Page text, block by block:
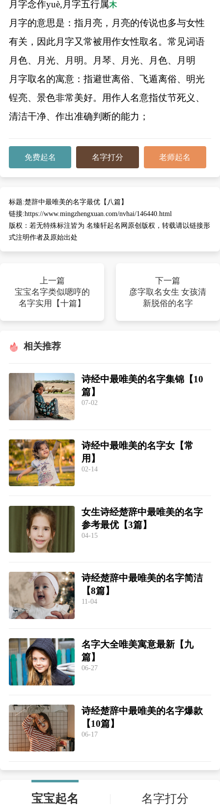
月字念作yuè,月字五行属木
月字的意思是：指月亮，月亮的传说也多与女性
有关，因此月字又常被用作女性取名。常见词语
月色、月光、月明。月琴、月光、月色、月明
月字取名的寓意：指避世离俗、飞遁离俗、明光
锃亮、景色非常美好。用作人名意指仗节死义、
清洁干净、作出准确判断的能力；
免费起名 名字打分 老师起名
标题:楚辞中最唯美的名字最优【八篇】
链接:https://www.mingzhengxuan.com/nvhai/146440.html
版权： 若无特殊标注皆为 名臻轩起名网原创版权，转载请以链接形
式注明作者及原始出处
上一篇
宝宝名字类似嗯哼的
名字实用【十篇】
下一篇
彦字取名女生 女孩清
新脱俗的名字
相关推荐
诗经中最唯美的名字集锦【10
篇】
07-02
诗经中最唯美的名字女【常
用】
02-14
女生诗经楚辞中最唯美的名字
参考最优【3篇】
04-15
诗经楚辞中最唯美的名字简洁
【8篇】
11-04
名字大全唯美寓意最新【九
篇】
06-27
诗经楚辞中最唯美的名字爆款
【10篇】
06-17
宝宝起名 名字打分